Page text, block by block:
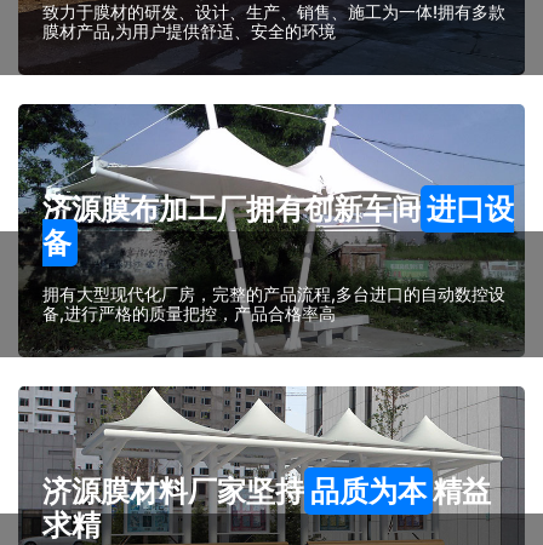
致力于膜材的研发、设计、生产、销售、施工为一体!拥有多款
膜材产品,为用户提供舒适、安全的环境
济源膜布加工厂拥有创新车间进口设
备
拥有大型现代化厂房，完整的产品流程,多台进口的自动数控设
备,进行严格的质量把控，产品合格率高
济源膜材料厂家坚持 品质为本精益
求精